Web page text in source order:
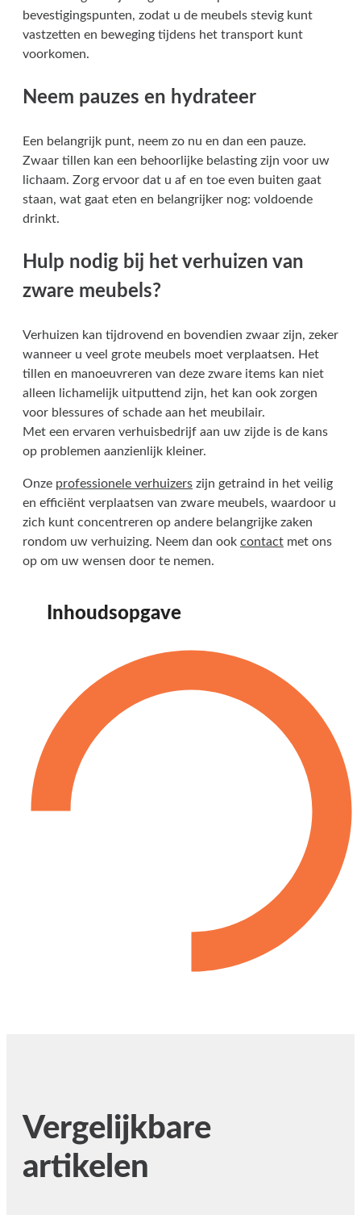
bevestigingspunten, zodat u de meubels stevig kunt
vastzetten en beweging tijdens het transport kunt
voorkomen.
Neem pauzes en hydrateer
Een belangrijk punt, neem zo nu en dan een pauze.
Zwaar tillen kan een behoorlijke belasting zijn voor uw
lichaam. Zorg ervoor dat u af en toe even buiten gaat
staan, wat gaat eten en belangrijker nog: voldoende
drinkt.
Hulp nodig bij het verhuizen van
zware meubels?
Verhuizen kan tijdrovend en bovendien zwaar zijn, zeker
wanneer u veel grote meubels moet verplaatsen. Het
tillen en manoeuvreren van deze zware items kan niet
alleen lichamelijk uitputtend zijn, het kan ook zorgen
voor blessures of schade aan het meubilair.
Met een ervaren verhuisbedrijf aan uw zijde is de kans
op problemen aanzienlijk kleiner.
Onze professionele verhuizers zijn getraind in het veilig
en efficiënt verplaatsen van zware meubels, waardoor u
zich kunt concentreren op andere belangrijke zaken
rondom uw verhuizing. Neem dan ook contact met ons
op om uw wensen door te nemen.
Inhoudsopgave
Vergelijkbare
artikelen